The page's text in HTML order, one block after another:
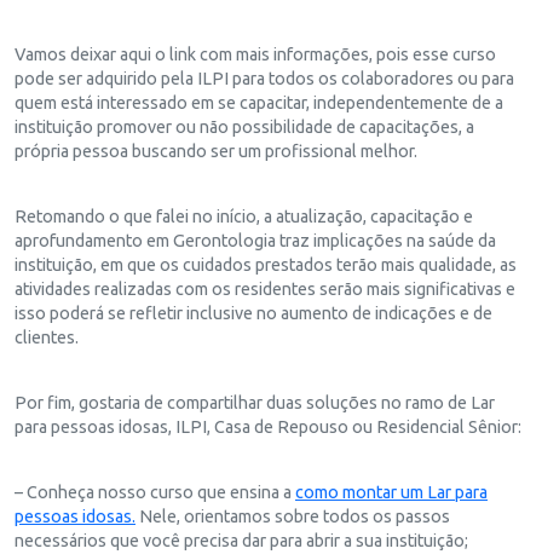
Vamos deixar aqui o link com mais informações, pois esse curso
pode ser adquirido pela ILPI para todos os colaboradores ou para
quem está interessado em se capacitar, independentemente de a
instituição promover ou não possibilidade de capacitações, a
própria pessoa buscando ser um profissional melhor.
Retomando o que falei no início, a atualização, capacitação e
aprofundamento em Gerontologia traz implicações na saúde da
instituição, em que os cuidados prestados terão mais qualidade, as
atividades realizadas com os residentes serão mais significativas e
isso poderá se refletir inclusive no aumento de indicações e de
clientes.
Por fim, gostaria de compartilhar duas soluções no ramo de Lar
para pessoas idosas, ILPI, Casa de Repouso ou Residencial Sênior:
– Conheça nosso curso que ensina a como montar um Lar para
pessoas idosas. Nele, orientamos sobre todos os passos
necessários que você precisa dar para abrir a sua instituição;